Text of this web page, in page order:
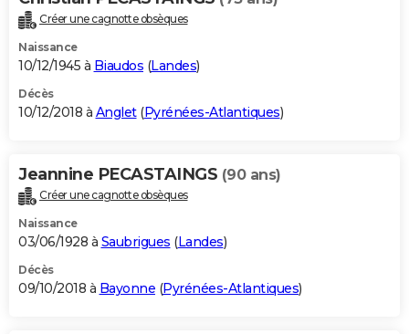
Créer une cagnotte obsèques
Naissance
10/12/1945 à Biaudos (Landes)
Décès
10/12/2018 à Anglet(Pyrénées-Atlantiques)
Jeannine PECASTAINGS (90 ans)
Créer une cagnotte obsèques
Naissance
03/06/1928 à Saubrigues (Landes)
Décès
09/10/2018 à Bayonne (Pyrénées-Atlantiques)